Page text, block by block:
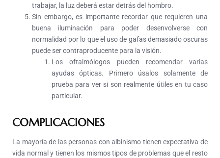
trabajar, la luz deberá estar detrás del hombro.
Sin embargo, es importante recordar que requieren una
buena iluminación para poder desenvolverse con
normalidad por lo que el uso de gafas demasiado oscuras
puede ser contraproducente para la visión.
Los oftalmólogos pueden recomendar varias
ayudas ópticas. Primero úsalos solamente de
prueba para ver si son realmente útiles en tu caso
particular.
COMPLICACIONES
La mayoría de las personas con albinismo tienen expectativa de
vida normal y tienen los mismos tipos de problemas que el resto